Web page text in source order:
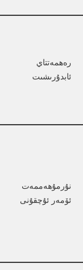
رەھمەتتاي
ئابدۇرىشىت
نۇرمۇھەممەت
ئۆمەر ئۇچقۇنى